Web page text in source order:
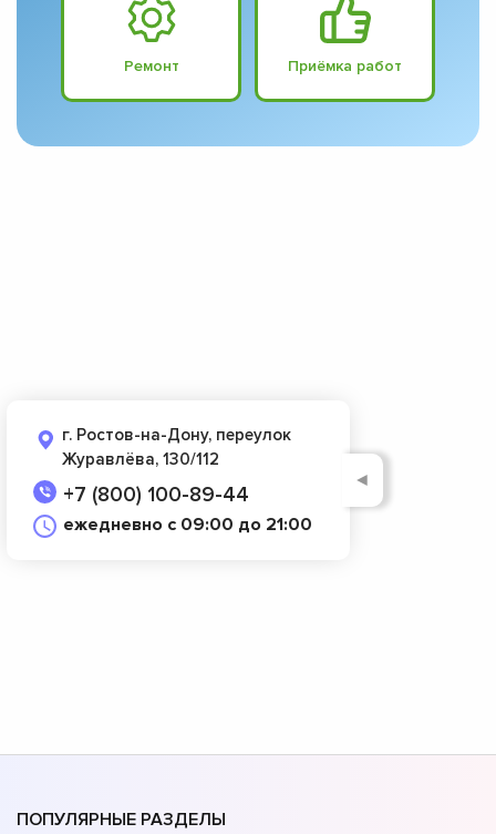
Ремонт Приёмка работ
г. Ростов-на-Дону, переулок
Журавлёва, 130/112
+7 (800) 100-89-44
ежедневно с 09:00 до 21:00
◄
ПОПУЛЯРНЫЕ РАЗДЕЛЫ